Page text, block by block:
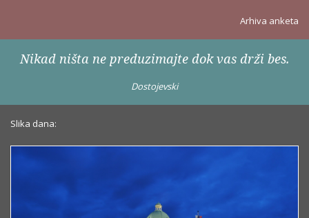
Arhiva anketa
Nikad ništa ne preduzimajte dok vas drži bes.
Dostojevski
Slika dana: